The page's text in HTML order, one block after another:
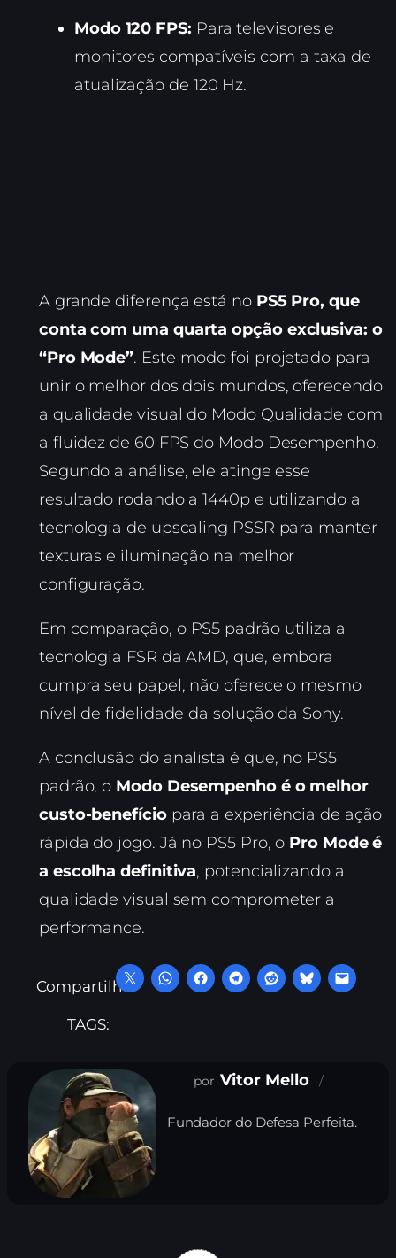
Modo 120 FPS: Para televisores e
monitores compatíveis com a taxa de
atualização de 120 Hz.
A grande diferença está no PS5 Pro, que
conta com uma quarta opção exclusiva: o
“Pro Mode”. Este modo foi projetado para
unir o melhor dos dois mundos, oferecendo
a qualidade visual do Modo Qualidade com
a fluidez de 60 FPS do Modo Desempenho.
Segundo a análise, ele atinge esse
resultado rodando a 1440p e utilizando a
tecnologia de upscaling PSSR para manter
texturas e iluminação na melhor
configuração.
Em comparação, o PS5 padrão utiliza a
tecnologia FSR da AMD, que, embora
cumpra seu papel, não oferece o mesmo
nível de fidelidade da solução da Sony.
A conclusão do analista é que, no PS5
padrão, o Modo Desempenho é o melhor
custo-benefíciopara a experiência de ação
rápida do jogo. Já no PS5 Pro, o Pro Mode é
a escolha definitiva, potencializando a
qualidade visual sem comprometer a
performance.
Compartilhe:
TAGS:
Vitor Mello
Fundador do Defesa Perfeita.